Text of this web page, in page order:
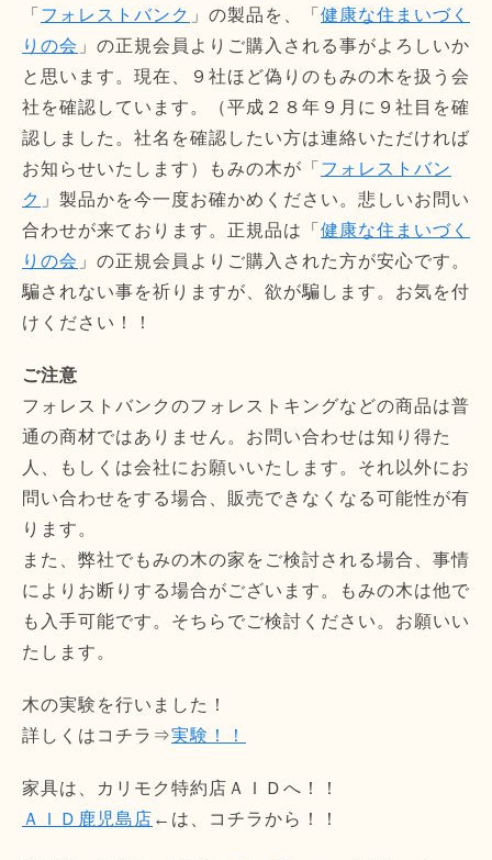
「 フォレストバンク 」の製品を、「 健康な住まいづく
りの会 」の正規会員よりご購入される事がよろしいか
と思います。現在、９社ほど偽りのもみの木を扱う会
社を確認しています。（平成２８年９月に９社目を確
認しました。社名を確認したい方は連絡いただければ
お知らせいたします）もみの木が「 フォレストバン
ク 」製品かを今一度お確かめください。悲しいお問い
合わせが来ております。正規品は「 健康な住まいづく
りの会 」の正規会員よりご購入された方が安心です。
騙されない事を祈りますが、欲が騙します。お気を付
けください！！
ご注意
フォレストバンクのフォレストキングなどの商品は普
通の商材ではありません。お問い合わせは知り得た
人、もしくは会社にお願いいたします。それ以外にお
問い合わせをする場合、販売できなくなる可能性が有
ります。
また、弊社でもみの木の家をご検討される場合、事情
によりお断りする場合がございます。もみの木は他で
も入手可能です。そちらでご検討ください。お願いい
たします。
木の実験を行いました！
詳しくはコチラ⇒実験！！
家具は、カリモク特約店ＡＩＤへ！！
ＡＩＤ鹿児島店 ←は、コチラから！！